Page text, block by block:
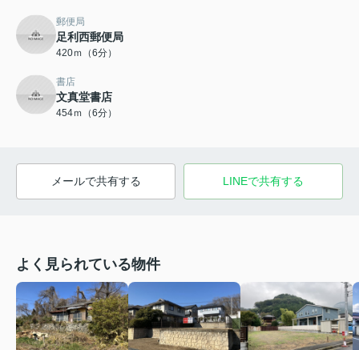
郵便局
足利西郵便局
420ｍ（6分）
書店
文真堂書店
454ｍ（6分）
メールで共有する LINEで共有する
よく見られている物件